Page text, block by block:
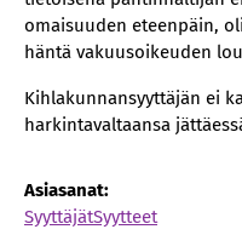
omaisuuden eteenpäin,
häntä vakuusoikeuden
Kihlakunnansyyttäjän ei
harkintavaltaansa
Asiasanat:
SyyttäjätSyytteet